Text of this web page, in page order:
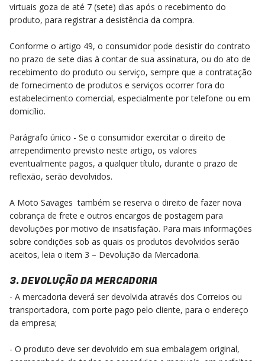
virtuais goza de até 7 (sete) dias após o recebimento do
produto, para registrar a desistência da compra.
Conforme o artigo 49, o consumidor pode desistir do contrato
no prazo de sete dias à contar de sua assinatura, ou do ato de
recebimento do produto ou serviço, sempre que a contratação
de fornecimento de produtos e serviços ocorrer fora do
estabelecimento comercial, especialmente por telefone ou em
domicílio.
Parágrafo único - Se o consumidor exercitar o direito de
arrependimento previsto neste artigo, os valores
eventualmente pagos, a qualquer título, durante o prazo de
reflexão, serão devolvidos.
A Moto Savages também se reserva o direito de fazer nova
cobrança de frete e outros encargos de postagem para
devoluções por motivo de insatisfação. Para mais informações
sobre condições sob as quais os produtos devolvidos serão
aceitos, leia o item 3 – Devolução da Mercadoria.
3. DEVOLUÇÃO DA MERCADORIA
- A mercadoria deverá ser devolvida através dos Correios ou
transportadora, com porte pago pelo cliente, para o endereço
da empresa;
- O produto deve ser devolvido em sua embalagem original,